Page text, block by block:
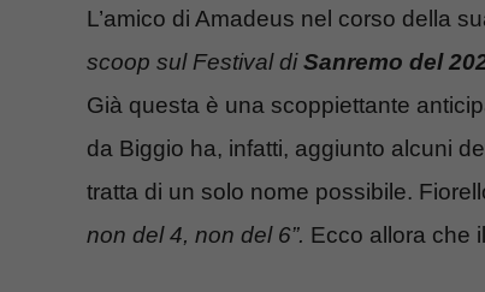
L’amico di Amadeus nel corso della
scoop sul Festival diSanremo del
Già questa è una scoppiettante
da Biggio ha, infatti, aggiunto alcuni
tratta di un solo nome possibile.
non del 4, non del 6”. Ecco allora che